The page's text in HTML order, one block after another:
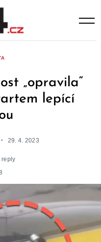
„opravila“
lepící
29. 4. 2023
reply